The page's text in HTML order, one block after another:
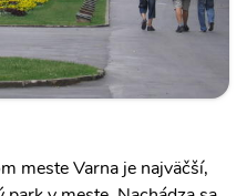
meste Varna je najväčší,